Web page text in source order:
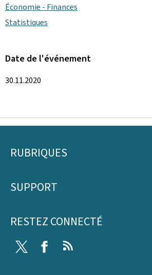
Économie - Finances
Statistiques
Date de l'événement
30.11.2020
Pied
page
RUBRIQUES
SUPPORT
RESTEZ CONNECTÉ
Twitter Facebook